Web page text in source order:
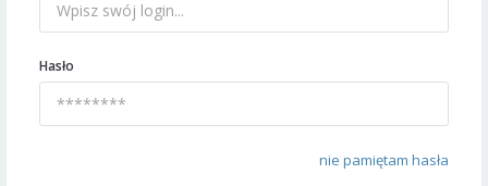
Hasło
nie pamiętam hasła